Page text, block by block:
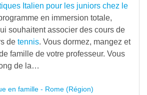
Italien pour les juniors chez le
en immersion totale,
souhaitent associer des cours de
de tennis. Vous dormez, mangez et
famille de votre professeur. Vous
de la…
en famille - Rome (Région)